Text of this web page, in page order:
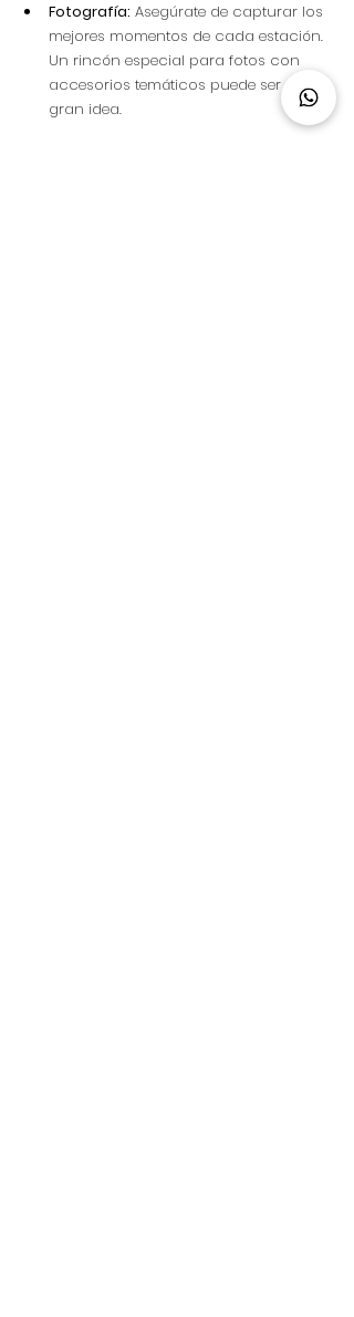
Fotografía: Asegúrate de capturar los
mejores momentos de cada estación.
Un rincón especial para fotos con
accesorios temáticos puede ser una
gran idea.